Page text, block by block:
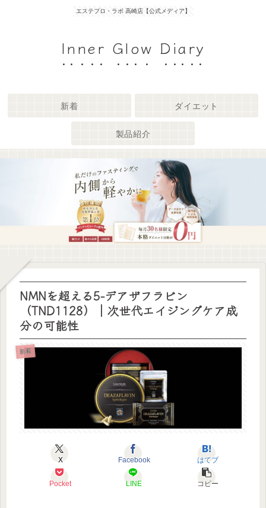
エステプロ・ラボ 高崎店【公式メディア】
Inner Glow Diary
新着 ダイエット
製品紹介
NMNを超える5-デアザフラビン
（TND1128）｜次世代エイジングケア成
分の可能性
新着
X Facebook はてブ
Pocket LINE コピー